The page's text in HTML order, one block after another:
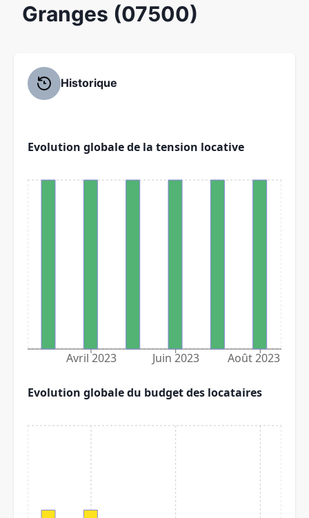
Granges (07500)
Historique
Evolution globale de la tension locative
Avril 2023 Juin 2023 Août 2023
Evolution globale du budget des locataires